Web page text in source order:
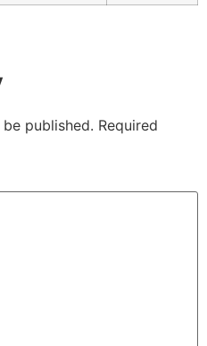
published. Required